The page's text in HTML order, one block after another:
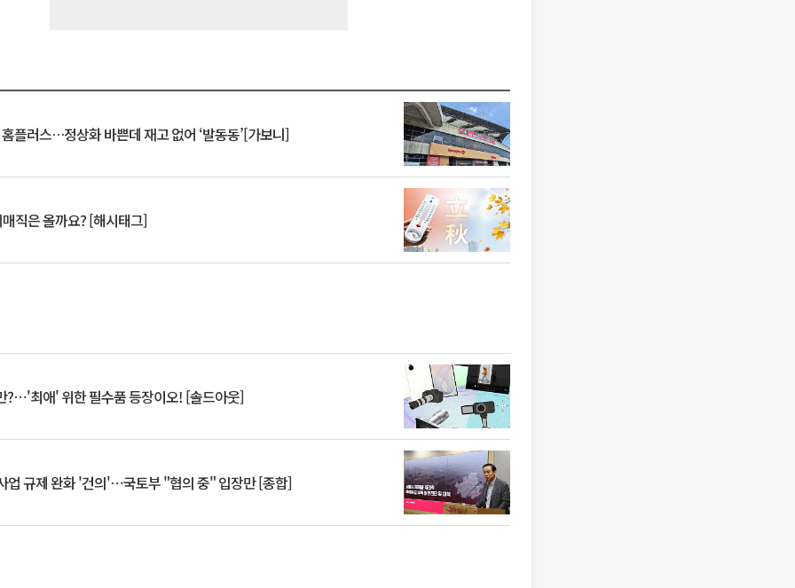
플러스…정상화 바쁜데 재고 없어 ‘발동동’[가보니]
직은 올까요? [해시태그]
?⋯'최애' 위한 필수품 등장이오! [솔드아웃]
업 규제 완화 '건의'⋯국토부 "협의 중" 입장만 [종합]